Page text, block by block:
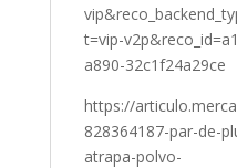
t=vip-
a890-32c1f24a29ce
https://
828364187-par-de-
atrapa-polvo-